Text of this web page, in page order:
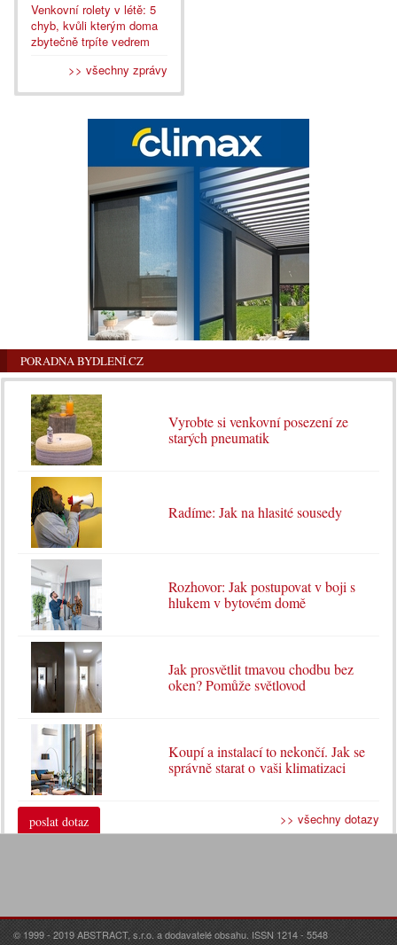
Venkovní rolety v létě: 5
chyb, kvůli kterým doma
zbytečně trpíte vedrem
>> všechny zprávy
PORADNA BYDLENÍ.CZ
Vyrobte si venkovní posezení ze
starých pneumatik
Radíme: Jak na hlasité sousedy
Rozhovor: Jak postupovat v boji s
hlukem v bytovém domě
Jak prosvětlit tmavou chodbu bez
oken? Pomůže světlovod
Koupí a instalací to nekončí. Jak se
správně starat o vaši klimatizaci
poslat dotaz >> všechny dotazy
© 1999 - 2019 ABSTRACT, s.r.o. a dodavatelé obsahu. ISSN 1214 - 5548